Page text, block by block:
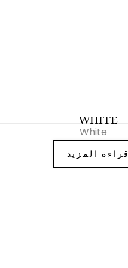
WHITE
قراءة المزيد